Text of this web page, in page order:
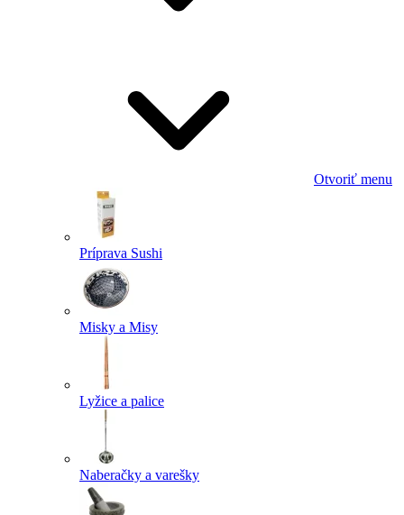
Otvoriť menu
Príprava Sushi
Misky a Misy
Lyžice a palice
Naberačky a varešky